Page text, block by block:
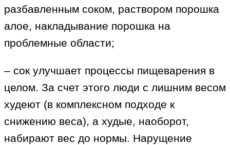
разбавленным соком, раствором порошка
алое, накладывание порошка на
проблемные области;
– сок улучшает процессы пищеварения в
целом. За счет этого люди с лишним весом
худеют (в комплексном подходе к
снижению веса), а худые, наоборот,
набирают вес до нормы. Нарущение